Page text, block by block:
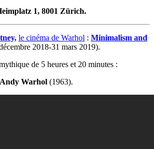
1, 8001 Zürich.
le cinéma de Warhol : Minimalism and
2018-31 mars 2019).
de 5 heures et 20 minutes :
Andy Warhol (1963).